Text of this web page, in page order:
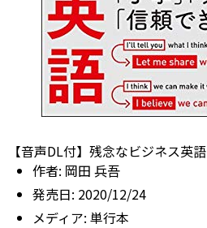
【音声DL付】残念なビジネス英語
作者: 岡田 兵吾
発売日: 2020/12/24
メディア: 単行本